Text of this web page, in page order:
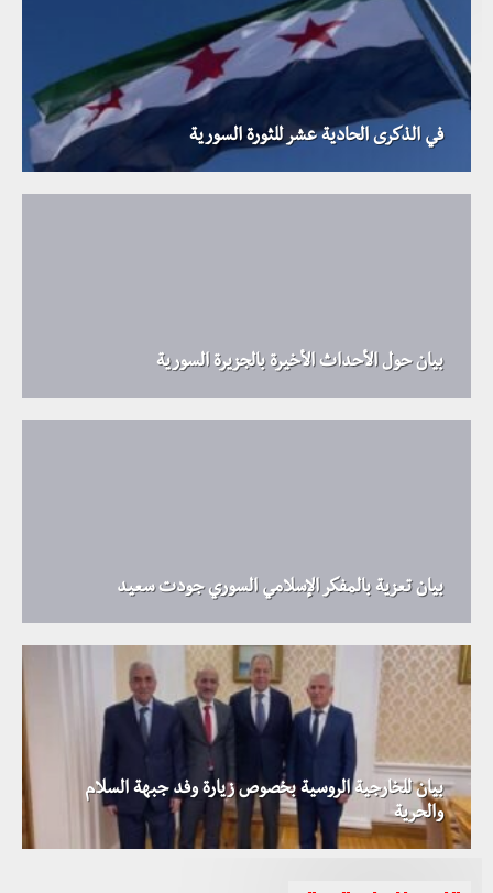
في الذكرى الحادية عشر للثورة السورية
بيان حول الأحداث الأخيرة بالجزيرة السورية
بيان تعزية بالمفكر الإسلامي السوري جودت سعيد
بيان للخارجية الروسية بخصوص زيارة وفد جبهة السلام
والحرية